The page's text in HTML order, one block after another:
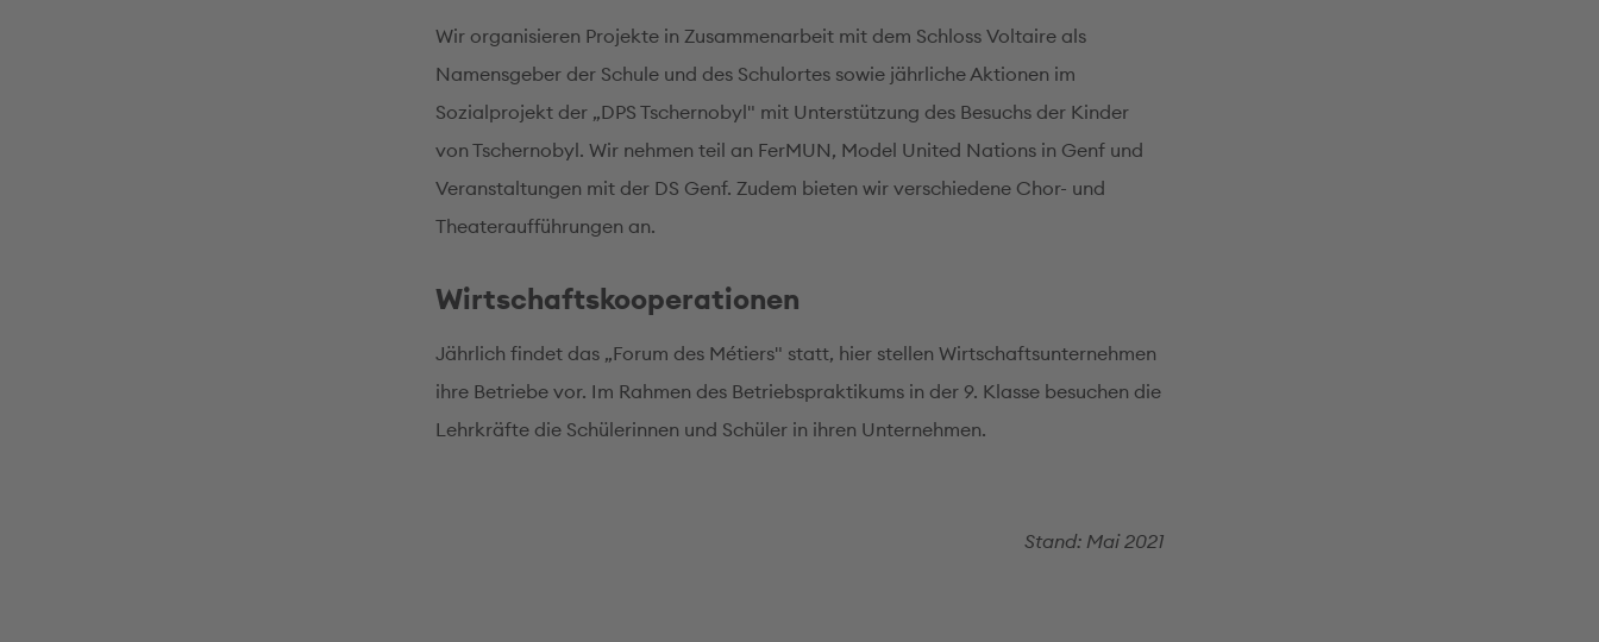
Wir organisieren Projekte in Zusammenarbeit mit dem Schloss Voltaire als
Namensgeber der Schule und des Schulortes sowie jährliche Aktionen im
Sozialprojekt der „DPS Tschernobyl" mit Unterstützung des Besuchs der Kinder
von Tschernobyl. Wir nehmen teil an FerMUN, Model United Nations in Genf und
Veranstaltungen mit der DS Genf. Zudem bieten wir verschiedene Chor- und
Theateraufführungen an.
Wirtschaftskooperationen
Jährlich findet das „Forum des Métiers" statt, hier stellen Wirtschaftsunternehmen
ihre Betriebe vor. Im Rahmen des Betriebspraktikums in der 9. Klasse besuchen die
Lehrkräfte die Schülerinnen und Schüler in ihren Unternehmen.
Stand: Mai 2021